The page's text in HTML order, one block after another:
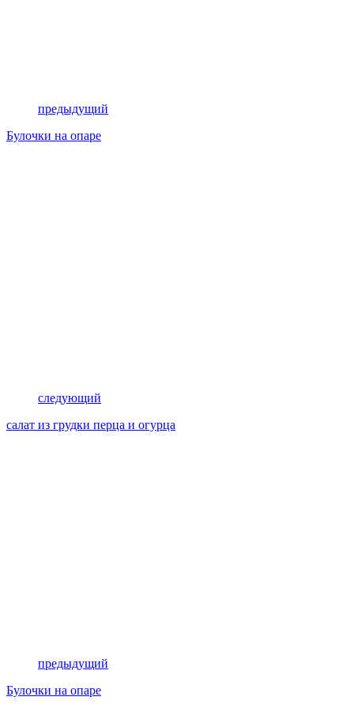
предыдущий
Булочки на опаре
следующий
салат из грудки перца и огурца
предыдущий
Булочки на опаре